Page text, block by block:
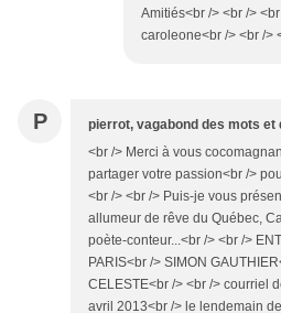
Amitiés<br /> <br />
caroleone<br /> <br />
P pierrot, vagabond des mots et
<br /> Merci à vous
partager votre passion<br />
<br /> <br /> Puis-je vous
allumeur de rêve du Québec,
poète-conteur...<br /> <br />
PARIS<br /> SIMON
CELESTE<br /> <br /> courriel
avril 2013<br /> le lendemain